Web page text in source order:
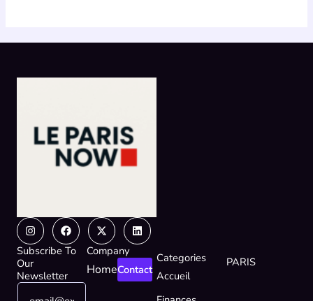
InstagramFacebook
X-
twitter
Linkedin
Subscribe To
Our
Newsletter
EE
Company
HomeContact
Categories
Accueil
PARIS